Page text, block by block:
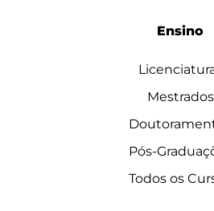
Ensino
Mestrados
Pós-
Todos os